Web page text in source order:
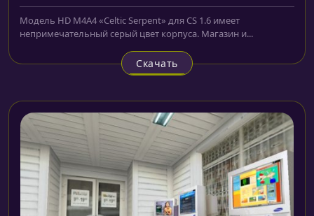
Модель HD M4A4 «Celtic Serpent» для CS 1.6 имеет
непримечательный серый цвет корпуса. Магазин и...
Скачать